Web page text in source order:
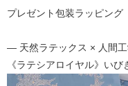
プレゼント包装ラッピン
― 天然ラテックス × 人間
《ラテシアロイヤル》いび